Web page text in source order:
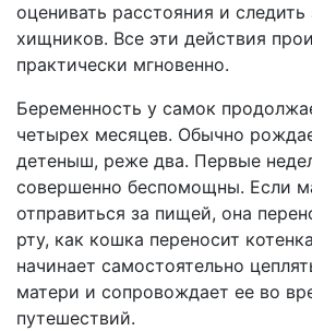
оценивать расстояния и
хищников. Все эти действия
практически мгновенно.
Беременность у самок
четырех месяцев. Обычно
детеныш, реже два. Первые
совершенно беспомощны. Если
отправиться за пищей, она
рту, как кошка переносит
начинает самостоятельно
матери и сопровождает ее во
путешествий.